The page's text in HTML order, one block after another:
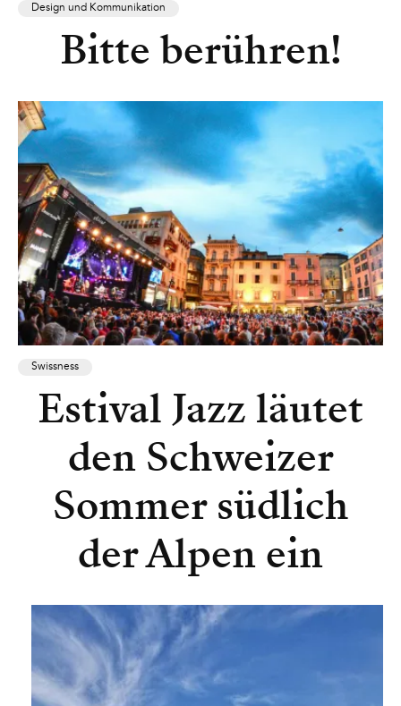
Design und Kommunikation
Bitte berühren!
Swissness
Estival Jazz läutet
den Schweizer
Sommer südlich
der Alpen ein